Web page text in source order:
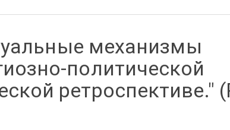
механизмы
политической